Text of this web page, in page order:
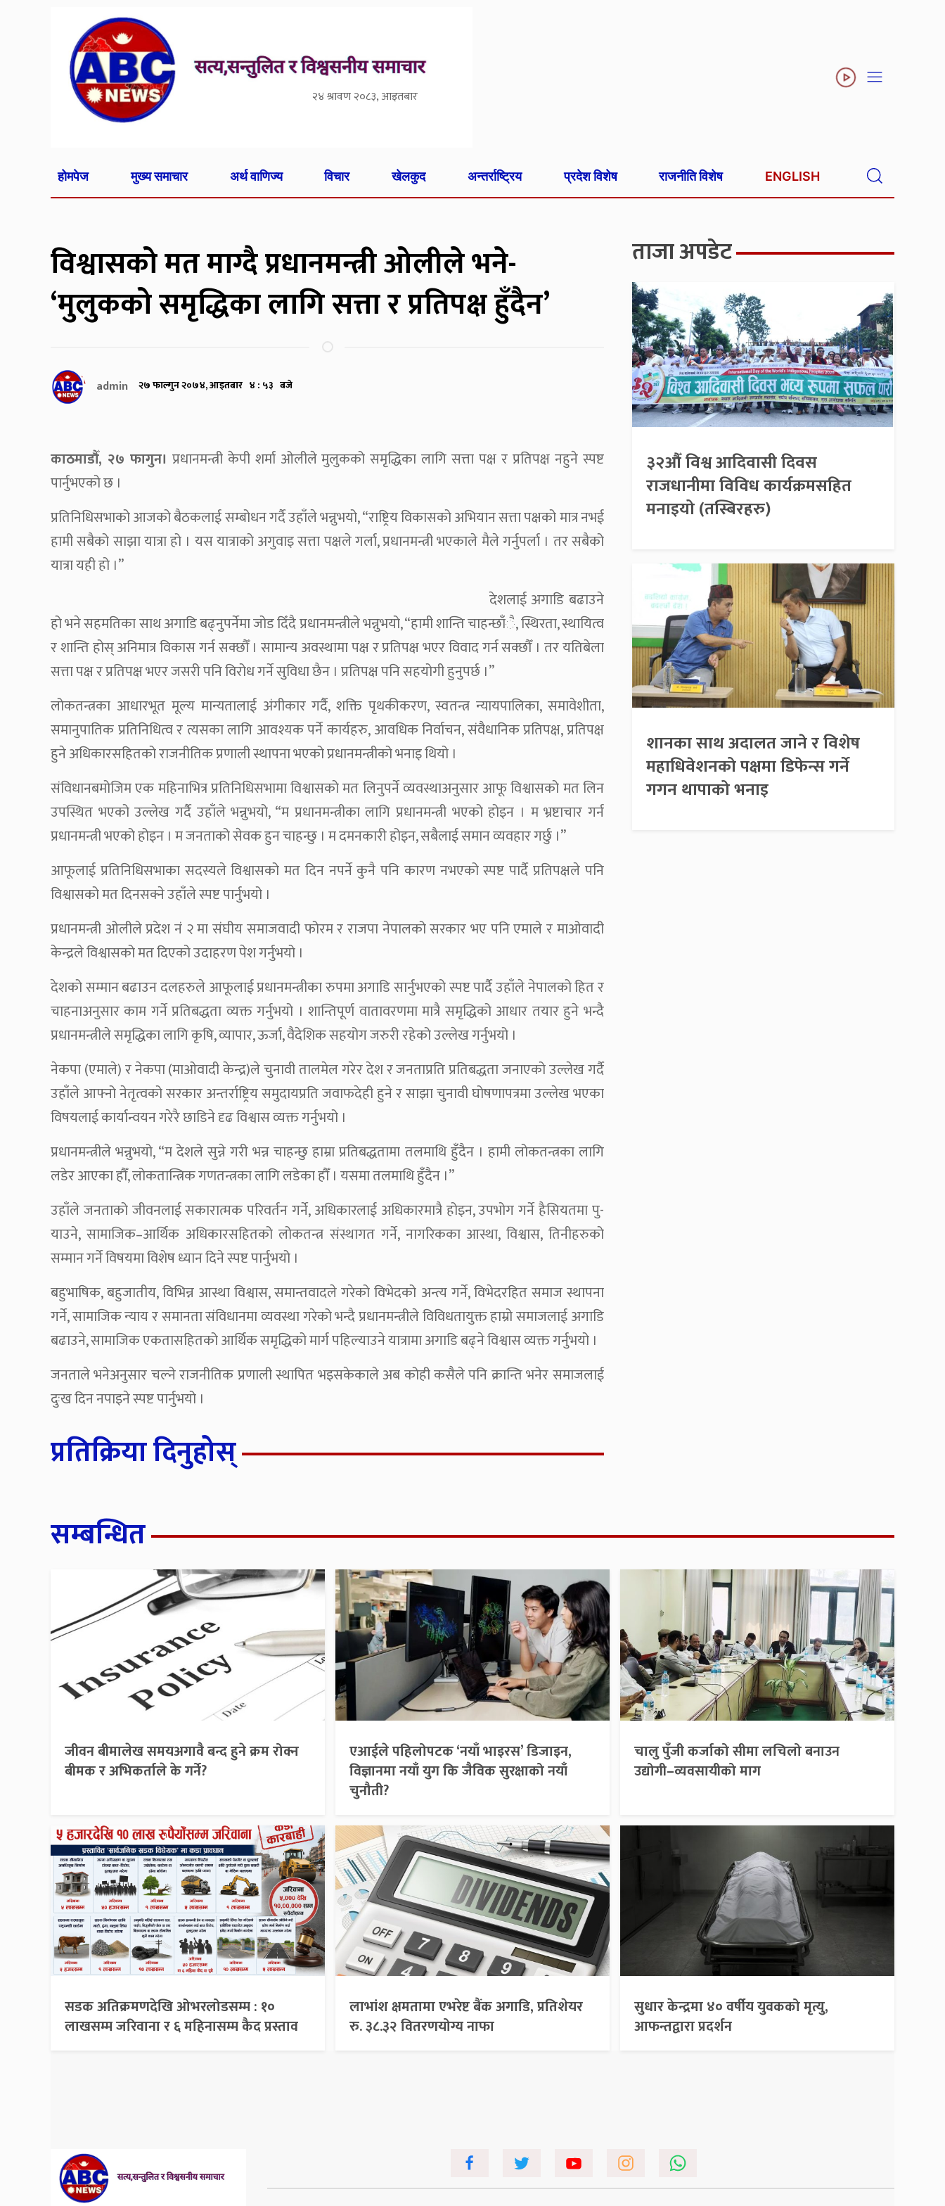
२४ श्रावण २०८३, आइतबार
होमपेज मुख्य समाचार अर्थ वाणिज्य विचार खेलकुद अन्तर्राष्ट्रिय प्रदेश विशेष राजनीति विशेष ENGLISH
विश्वासको मत माग्दै प्रधानमन्त्री ओलीले भने-
‘मुलुकको समृद्धिका लागि सत्ता र प्रतिपक्ष हुँदैन’
admin २७ फाल्गुन २०७४, आइतबार ४ : ५३ बजे
काठमाडौँ, २७ फागुन। प्रधानमन्त्री केपी शर्मा ओलीले मुलुकको समृद्धिका लागि सत्ता पक्ष र प्रतिपक्ष नहुने स्पष्ट
पार्नुभएको छ ।
प्रतिनिधिसभाको आजको बैठकलाई सम्बोधन गर्दै उहाँले भन्नुभयो, “राष्ट्रिय विकासको अभियान सत्ता पक्षको मात्र नभई
हामी सबैको साझा यात्रा हो । यस यात्राको अगुवाइ सत्ता पक्षले गर्ला, प्रधानमन्त्री भएकाले मैले गर्नुपर्ला । तर सबैको
यात्रा यही हो ।”
देशलाई अगाडि बढाउने
हो भने सहमतिका साथ अगाडि बढ्नुपर्नेमा जोड दिँदै प्रधानमन्त्रीले भन्नुभयो, “हामी शान्ति चाहन्छाँै, स्थिरता, स्थायित्व
र शान्ति होस् अनिमात्र विकास गर्न सक्छौँ । सामान्य अवस्थामा पक्ष र प्रतिपक्ष भएर विवाद गर्न सक्छौँ । तर यतिबेला
सत्ता पक्ष र प्रतिपक्ष भएर जसरी पनि विरोध गर्ने सुविधा छैन । प्रतिपक्ष पनि सहयोगी हुनुपर्छ ।”
लोकतन्त्रका आधारभूत मूल्य मान्यतालाई अंगीकार गर्दै, शक्ति पृथकीकरण, स्वतन्त्र न्यायपालिका, समावेशीता,
समानुपातिक प्रतिनिधित्व र त्यसका लागि आवश्यक पर्ने कार्यहरु, आवधिक निर्वाचन, संवैधानिक प्रतिपक्ष, प्रतिपक्ष
हुने अधिकारसहितको राजनीतिक प्रणाली स्थापना भएको प्रधानमन्त्रीको भनाइ थियो ।
संविधानबमोजिम एक महिनाभित्र प्रतिनिधिसभामा विश्वासको मत लिनुपर्ने व्यवस्थाअनुसार आफू विश्वासको मत लिन
उपस्थित भएको उल्लेख गर्दै उहाँले भन्नुभयो, “म प्रधानमन्त्रीका लागि प्रधानमन्त्री भएको होइन । म भ्रष्टाचार गर्न
प्रधानमन्त्री भएको होइन । म जनताको सेवक हुन चाहन्छु । म दमनकारी होइन, सबैलाई समान व्यवहार गर्छु ।”
आफूलाई प्रतिनिधिसभाका सदस्यले विश्वासको मत दिन नपर्ने कुनै पनि कारण नभएको स्पष्ट पार्दै प्रतिपक्षले पनि
विश्वासको मत दिनसक्ने उहाँले स्पष्ट पार्नुभयो ।
प्रधानमन्त्री ओलीले प्रदेश नं २ मा संघीय समाजवादी फोरम र राजपा नेपालको सरकार भए पनि एमाले र माओवादी
केन्द्रले विश्वासको मत दिएको उदाहरण पेश गर्नुभयो ।
देशको सम्मान बढाउन दलहरुले आफूलाई प्रधानमन्त्रीका रुपमा अगाडि सार्नुभएको स्पष्ट पार्दै उहाँले नेपालको हित र
चाहनाअनुसार काम गर्ने प्रतिबद्धता व्यक्त गर्नुभयो । शान्तिपूर्ण वातावरणमा मात्रै समृद्धिको आधार तयार हुने भन्दै
प्रधानमन्त्रीले समृद्धिका लागि कृषि, व्यापार, ऊर्जा, वैदेशिक सहयोग जरुरी रहेको उल्लेख गर्नुभयो ।
नेकपा (एमाले) र नेकपा (माओवादी केन्द्र)ले चुनावी तालमेल गरेर देश र जनताप्रति प्रतिबद्धता जनाएको उल्लेख गर्दै
उहाँले आफ्नो नेतृत्वको सरकार अन्तर्राष्ट्रिय समुदायप्रति जवाफदेही हुने र साझा चुनावी घोषणापत्रमा उल्लेख भएका
विषयलाई कार्यान्वयन गरेरै छाडिने दृढ विश्वास व्यक्त गर्नुभयो ।
प्रधानमन्त्रीले भन्नुभयो, “म देशले सुन्ने गरी भन्न चाहन्छु हाम्रा प्रतिबद्धतामा तलमाथि हुँदैन । हामी लोकतन्त्रका लागि
लडेर आएका हौँ, लोकतान्त्रिक गणतन्त्रका लागि लडेका हौँ । यसमा तलमाथि हुँदैन ।”
उहाँले जनताको जीवनलाई सकारात्मक परिवर्तन गर्ने, अधिकारलाई अधिकारमात्रै होइन, उपभोग गर्ने हैसियतमा पु-
याउने, सामाजिक–आर्थिक अधिकारसहितको लोकतन्त्र संस्थागत गर्ने, नागरिकका आस्था, विश्वास, तिनीहरुको
सम्मान गर्ने विषयमा विशेष ध्यान दिने स्पष्ट पार्नुभयो ।
बहुभाषिक, बहुजातीय, विभिन्न आस्था विश्वास, समान्तवादले गरेको विभेदको अन्त्य गर्ने, विभेदरहित समाज स्थापना
गर्ने, सामाजिक न्याय र समानता संविधानमा व्यवस्था गरेको भन्दै प्रधानमन्त्रीले विविधतायुक्त हाम्रो समाजलाई अगाडि
बढाउने, सामाजिक एकतासहितको आर्थिक समृद्धिको मार्ग पहिल्याउने यात्रामा अगाडि बढ्ने विश्वास व्यक्त गर्नुभयो ।
जनताले भनेअनुसार चल्ने राजनीतिक प्रणाली स्थापित भइसकेकाले अब कोही कसैले पनि क्रान्ति भनेर समाजलाई
दुःख दिन नपाइने स्पष्ट पार्नुभयो ।
प्रतिक्रिया दिनुहोस्
ताजा अपडेट
३२औँ विश्व आदिवासी दिवस
राजधानीमा विविध कार्यक्रमसहित
मनाइयो (तस्बिरहरु)
शानका साथ अदालत जाने र विशेष
महाधिवेशनको पक्षमा डिफेन्स गर्ने
गगन थापाको भनाइ
सम्बन्धित
जीवन बीमालेख समयअगावै बन्द हुने क्रम रोक्न
बीमक र अभिकर्ताले के गर्ने?
एआईले पहिलोपटक ‘नयाँ भाइरस’ डिजाइन,
विज्ञानमा नयाँ युग कि जैविक सुरक्षाको नयाँ
चुनौती?
चालु पुँजी कर्जाको सीमा लचिलो बनाउन
उद्योगी–व्यवसायीको माग
सडक अतिक्रमणदेखि ओभरलोडसम्म : १०
लाखसम्म जरिवाना र ६ महिनासम्म कैद प्रस्ताव
लाभांश क्षमतामा एभरेष्ट बैंक अगाडि, प्रतिशेयर
रु. ३८.३२ वितरणयोग्य नाफा
सुधार केन्द्रमा ४० वर्षीय युवकको मृत्यु,
आफन्तद्वारा प्रदर्शन